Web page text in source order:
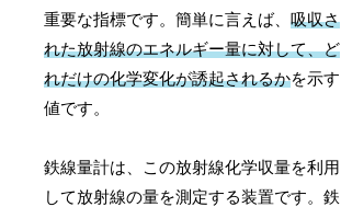
重要な指標です。簡単に言えば、吸収さ
れた放射線のエネルギー量に対して、ど
れだけの化学変化が誘起されるかを示す
値です。
鉄線量計は、この放射線化学収量を利用
して放射線の量を測定する装置です。鉄